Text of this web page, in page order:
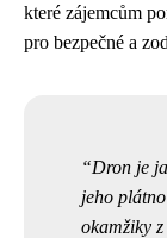
které zájemcům
pro bezpečné a
Dron je
jeho
okamžiky